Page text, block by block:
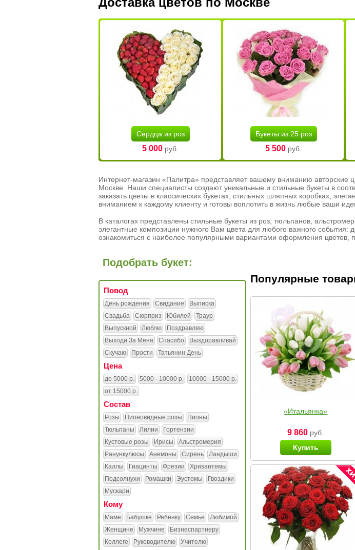
Сердца из роз
5 000 руб.
Букеты из 25 роз
5 500 руб.
Интернет-магазин «Палитра» представляет вашему вниманию авторские
Москве. Наши специалисты создают уникальные и стильные букеты в
заказать цветы в классических букетах, стильных шляпных коробках,
вниманием к каждому клиенту и готовы воплотить в жизнь любые ваши
В каталогах представлены стильные букеты из роз, тюльпанов,
элегантные композиции нужного Вам цвета для любого важного
ознакомиться с наиболее популярными вариантами оформления цветов,
Подобрать букет:
Повод
День рождения Свидание
Выписка
Свадьба
Сюрприз Юбилей
Траур
Выпускной
Люблю
Поздравляю
Выходи За Меня
Спасибо
Выздоравливай
Скучаю
Прости Татьянин День
Цена
до 5000 р. 5000 - 10000 р.
10000 - 15000 р.
от 15000 р.
Состав
Розы Пионовидные розы
Пионы
Тюльпаны
Лилии
Гортензии
Кустовые розы
Ирисы
Альстромерия
Ранункулюсы
Анемоны Сирень
Ландыши
Каллы
Гиацинты Фрезии
Хризантемы
Подсолнухи
Ромашки Эустомы
Гвоздики
Мускари
Кому
Маме Бабушке Ребёнку Семье
Любимой
Женщине
Мужчине
Бизнеспартнеру
Коллеге
Руководителю Учителю
Популярные
«Итальянка»
9 860 руб.
Купить